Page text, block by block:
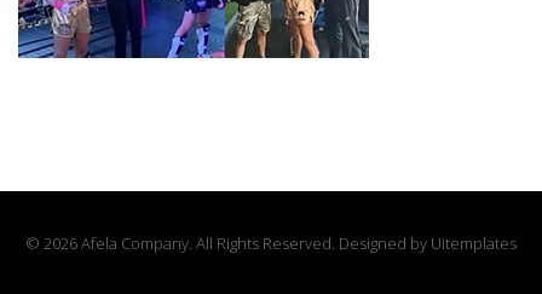
© 2026 Afela Company. All Rights Reserved. Designed by Uitemplates